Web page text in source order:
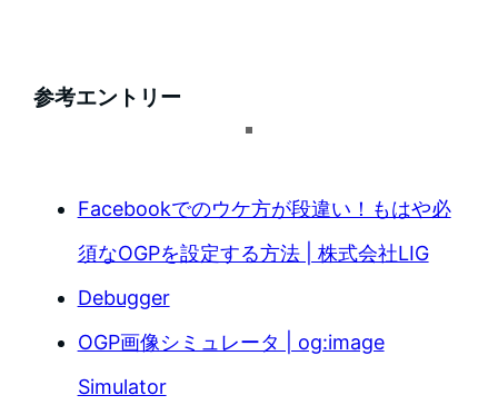
参考エントリー
Facebookでのウケ方が段違い！もはや必
須なOGPを設定する方法 | 株式会社LIG
Debugger
OGP画像シミュレータ | og:image
Simulator